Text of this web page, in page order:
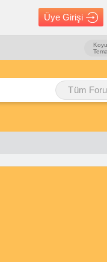
Üye Girişi
Koyu
Tema
Tüm